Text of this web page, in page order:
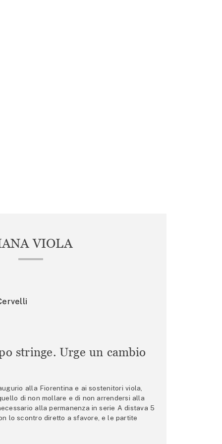
VIOLA
stringe. Urge un cambio
alla Fiorentina e ai sostenitori viola,
di non mollare e di non arrendersi alla
alla permanenza in serie A distava 5
lo scontro diretto a sfavore, e le partite